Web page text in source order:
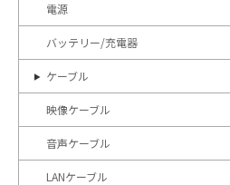
電源
バッテリー/充電器
ケーブル
映像ケーブル
音声ケーブル
LANケーブル